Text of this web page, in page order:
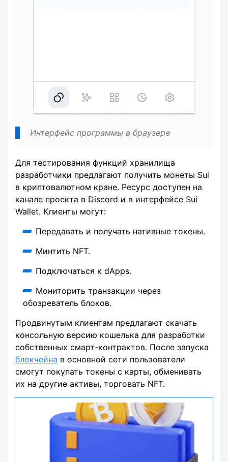
Интерфейс программы в браузере
Для тестирования функций хранилища
разработчики предлагают получить монеты Sui
в криптовалютном кране. Ресурс доступен на
канале проекта в Discord и в интерфейсе Sui
Wallet. Клиенты могут:
Передавать и получать нативные токены.
Минтить NFT.
Подключаться к dApps.
Мониторить транзакции через
обозреватель блоков.
Продвинутым клиентам предлагают скачать
консольную версию кошелька для разработки
собственных смарт-контрактов. После запуска
блокчейна в основной сети пользователи
смогут покупать токены с карты, обменивать
их на другие активы, торговать NFT.